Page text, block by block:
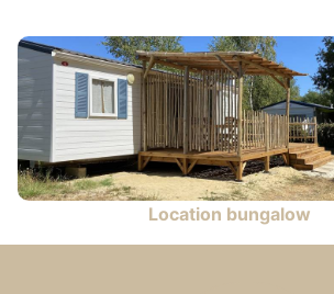
Location bungalow